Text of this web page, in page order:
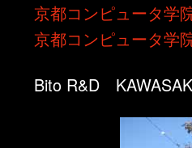
京都コンピュータ学
京都コンピュータ学
Bito R&D